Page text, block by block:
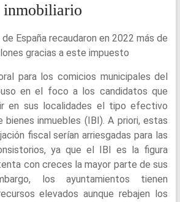
inmobiliario
España recaudaron en 2022 más de
gracias a este impuesto
para los comicios municipales del
en el foco a los candidatos que
en sus localidades el tipo efectivo
inmuebles (IBI). A priori, estas
fiscal serían arriesgadas para las
ya que el IBI es la figura
con creces la mayor parte de sus
los ayuntamientos tienen
elevados aunque rebajen los